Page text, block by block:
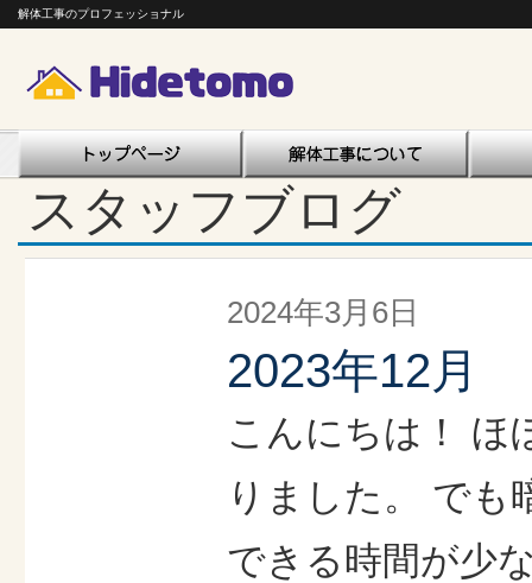
解体工事のプロフェッショナル
スタッフブログ
2024年3月6日
2023年12月
こんにちは！ ほ
りました。 でも
できる時間が少